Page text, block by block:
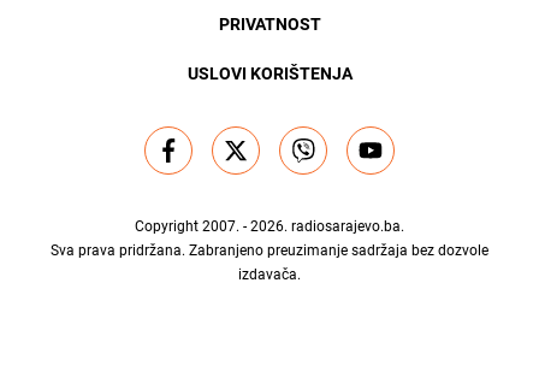
PRIVATNOST
USLOVI KORIŠTENJA
Copyright 2007. - 2026. radiosarajevo.ba.
Sva prava pridržana. Zabranjeno preuzimanje sadržaja bez dozvole
izdavača.